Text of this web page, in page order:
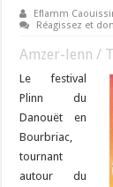
Eflamm
Réagissez et
Amzer-lenn /
Le festival
Plinn du
Danouët en
Bourbriac,
tournant
autour du